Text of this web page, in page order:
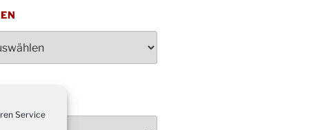
Service
von 16-20 Uhr
18:30 Uhr
Umzug in Drabenderhöhe um